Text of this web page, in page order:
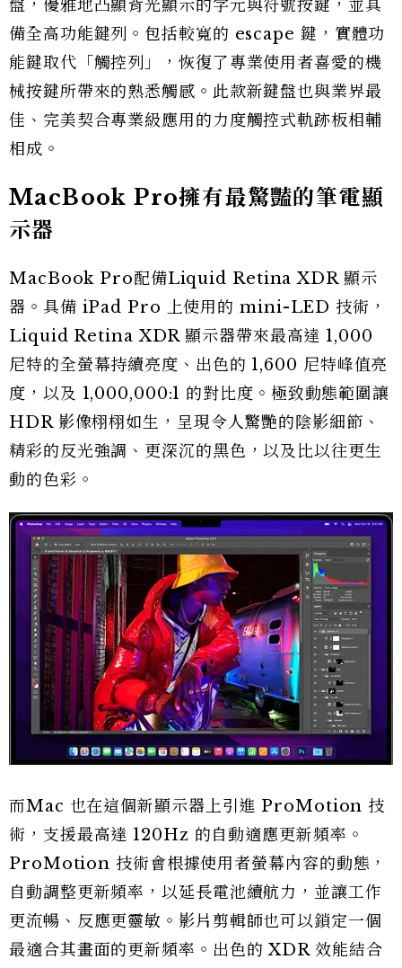
盤，優雅地凸顯背光顯示的字元與符號按鍵，並具
備全高功能鍵列。包括較寬的 escape 鍵，實體功
能鍵取代「觸控列」，恢復了專業使用者喜愛的機
械按鍵所帶來的熟悉觸感。此款新鍵盤也與業界最
佳、完美契合專業級應用的力度觸控式軌跡板相輔
相成。
MacBook Pro擁有最驚豔的筆電顯
示器
MacBook Pro配備Liquid Retina XDR 顯示
器。具備 iPad Pro 上使用的 mini-LED 技術，
Liquid Retina XDR 顯示器帶來最高達 1,000
尼特的全螢幕持續亮度、出色的 1,600 尼特峰值亮
度，以及 1,000,000:1 的對比度。極致動態範圍讓
HDR 影像栩栩如生，呈現令人驚艷的陰影細節、
精彩的反光強調、更深沉的黑色，以及比以往更生
動的色彩。
而Mac 也在這個新顯示器上引進 ProMotion 技
術，支援最高達 120Hz 的自動適應更新頻率。
ProMotion 技術會根據使用者螢幕內容的動態，
自動調整更新頻率，以延長電池續航力，並讓工作
更流暢、反應更靈敏。影片剪輯師也可以鎖定一個
最適合其畫面的更新頻率。出色的 XDR 效能結合